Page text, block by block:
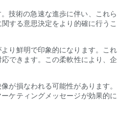
技術の急速な進歩に伴い、これら
する意思決定をより的確に行うこ
り鮮明で印象的になります。これ
できます。この柔軟性により、企
が損なわれる可能性があります。
ケティングメッセージが効果的に